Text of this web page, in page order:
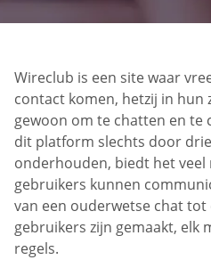
Wireclub is een site waar
contact komen, hetzij in hun
gewoon om te chatten en te
dit platform slechts door
onderhouden, biedt het
gebruikers kunnen
van een ouderwetse chat
gebruikers zijn gemaakt, elk
regels.